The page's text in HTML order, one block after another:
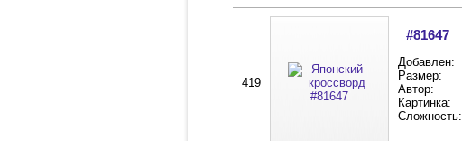
419
#81647
Добавлен:
Размер:
Автор:
Картинка:
Сложность: